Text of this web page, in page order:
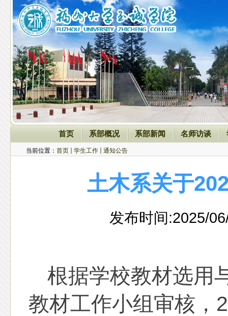
首页 系部概况 系部新闻 名师访谈
当前位置： 首页 学生工作 通知公告
土木系关于
发布时间:2025/
根据学校教材选用
教材工作小组审核，